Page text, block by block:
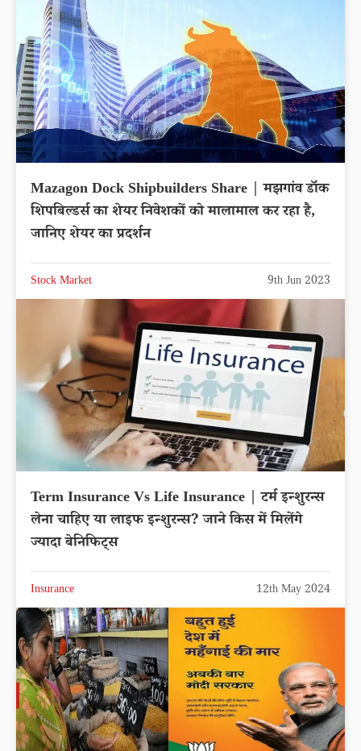
Mazagon Dock Shipbuilders Share | मझगांव डॉक
शिपबिल्डर्स का शेयर निवेशकों को मालामाल कर रहा है,
जानिए शेयर का प्रदर्शन
Stock Market 9th Jun 2023
Term Insurance Vs Life Insurance | टर्म इन्शुरन्स
लेना चाहिए या लाइफ इन्शुरन्स? जाने किस में मिलेंगे
ज्यादा बेनिफिट्स
Insurance 12th May 2024